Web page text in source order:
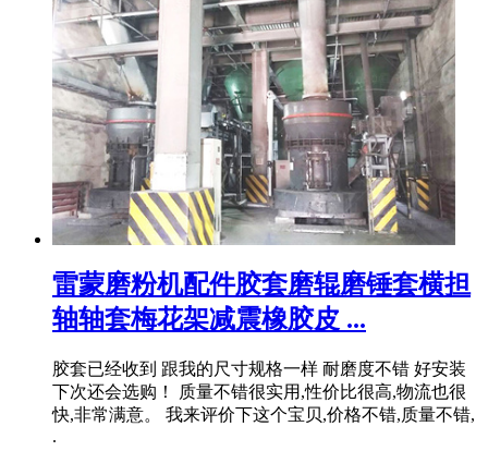
雷蒙磨粉机配件胶套磨辊磨锤套横担
轴轴套梅花架减震橡胶皮 ...
胶套已经收到 跟我的尺寸规格一样 耐磨度不错 好安装
下次还会选购！ 质量不错很实用,性价比很高,物流也很
快,非常满意。 我来评价下这个宝贝,价格不错,质量不错,
.